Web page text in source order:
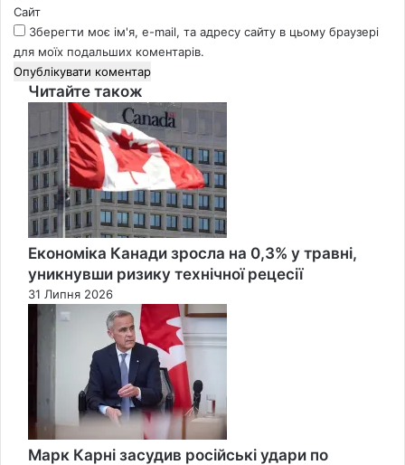
Сайт
Зберегти моє ім'я, e-mail, та адресу сайту в цьому браузері
для моїх подальших коментарів.
Читайте також
Економіка Канади зросла на 0,3% у травні,
уникнувши ризику технічної рецесії
31 Липня 2026
Марк Карні засудив російські удари по